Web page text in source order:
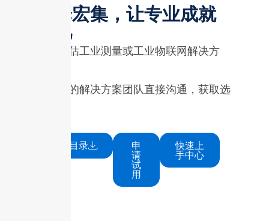
选择宏集，让专业成就
非凡
正在评估工业测量或工业物联网解决方
与我们的解决方案团队直接沟通，获取选
下载目录 申
请
试
用
快速上
手中心